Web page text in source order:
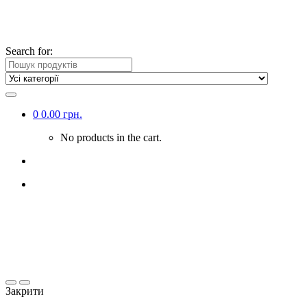
Search for:
0 0.00 грн.
No products in the cart.
Закрити